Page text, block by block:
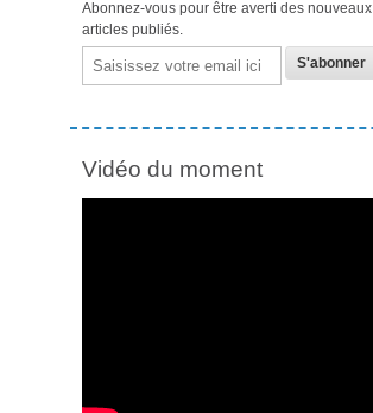
Abonnez-vous pour être averti des nouveaux
articles publiés.
Email
Vidéo du moment